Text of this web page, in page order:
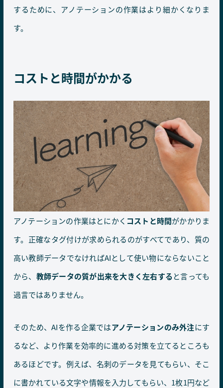
するために、アノテーションの作業はより細かくなりま
す。
コストと時間がかかる
アノテーションの作業はとにかく コストと時間がかかりま
す。正確なタグ付けが求められるのがすべてであり、質の
高い教師データでなければAIとして使い物にならないこと
から、 教師データの質が出来を大きく左右する と言っても
過言ではありません。
そのため、AIを作る企業ではアノテーションのみ外注にす
るなど、より作業を効率的に進める対策を立てるところも
あるほどです。例えば、名刺のデータを見てもらい、そこ
に書かれている文字や情報を入力してもらい、1枚1円など